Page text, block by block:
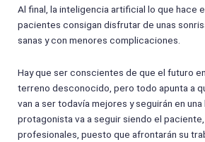
Al final, la inteligencia artificial lo que hace
pacientes consigan disfrutar de unas
sanas y con menores complicaciones.
Hay que ser conscientes de que el futuro
terreno desconocido, pero todo apunta a
van a ser todavía mejores y seguirán en una
protagonista va a seguir siendo el
profesionales, puesto que afrontarán su